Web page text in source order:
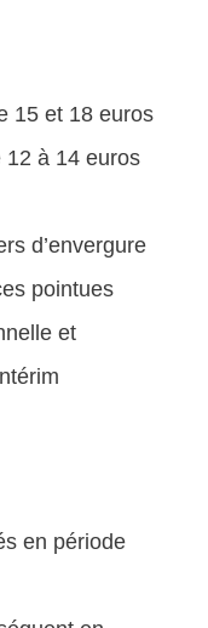
15 et 18 euros
12 à 14 euros
d’envergure
pointues
et
en période